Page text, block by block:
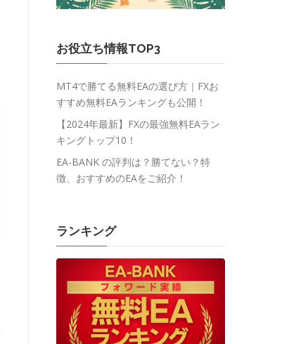
お役立ち情報TOP3
MT4で勝てる無料EAの選び方｜FXお
すすめ無料EAランキングも公開！
【2024年最新】FXの最強無料EAラン
キングトップ10！
EA-BANK の評判は？勝てない？特
徴、おすすめのEAをご紹介！
ランキング